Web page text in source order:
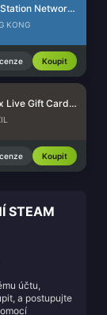
PlayStation Network Card (HK)
KONG
Koupit
Xbox Live Gift Card (BR)
Koupit
STEAM
účtu,
a postupujte